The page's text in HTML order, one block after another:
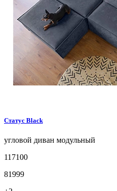
Статус Black
угловой диван модульный
117100
81999